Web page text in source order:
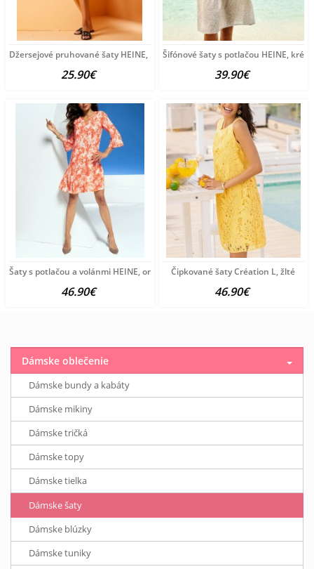
Džersejové pruhované šaty HEINE, bielo-čierne
25.90€
Šifónové šaty s potlačou HEINE,
39.90€
Šaty s potlačou a volánmi HEINE, oranžovo-krémová
46.90€
Čipkované šaty Création L, žlté
46.90€
Dámske oblečenie
Dámske bundy a kabáty
Dámske mikiny
Dámske tričká
Dámske topy
Dámske tielka
Dámske šaty
Dámske blúzky
Dámske tuniky